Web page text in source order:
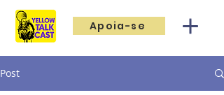
Apoia-se
Post